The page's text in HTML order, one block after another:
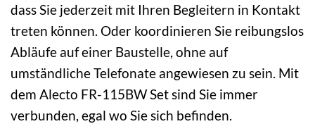
dass Sie jederzeit mit Ihren Begleitern in Kontakt
treten können. Oder koordinieren Sie reibungslos
Abläufe auf einer Baustelle, ohne auf
umständliche Telefonate angewiesen zu sein. Mit
dem Alecto FR-115BW Set sind Sie immer
verbunden, egal wo Sie sich befinden.